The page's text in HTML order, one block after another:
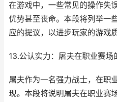
在游戏中，一些常见的操作失
优势甚至丧命。本段将列举一
应的提议，以进步玩家的游戏质
13.公认实力：屠夫在职业赛场
屠夫作为一名强力战士，在职
现。本段将说明屠夫在职业赛